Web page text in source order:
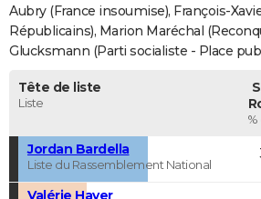
FORUM
Bricolage
Lifestyle
Culture
SportAuto
Television
Voyage
Cinema
Aubry (France insoumise), François-
Républicains), Marion Maréchal
Glucksmann (Parti socialiste - Place
Tête de liste
Liste
%
Jordan Bardella
Liste du Rassemblement National
Valérie Hayer